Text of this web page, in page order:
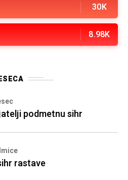
30K
8.98K
podmetnu sihr
rastave